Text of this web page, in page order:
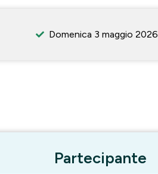
Domenica 3 maggio 2026
Partecipante